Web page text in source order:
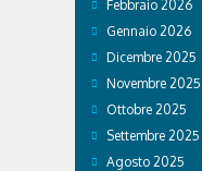
Febbraio 2026
Gennaio 2026
Dicembre 2025
Novembre 2025
Ottobre 2025
Settembre 2025
Agosto 2025